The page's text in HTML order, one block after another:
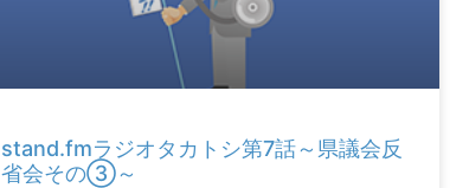
stand.fmラジオタカトシ第7話～県議会反
省会その③～